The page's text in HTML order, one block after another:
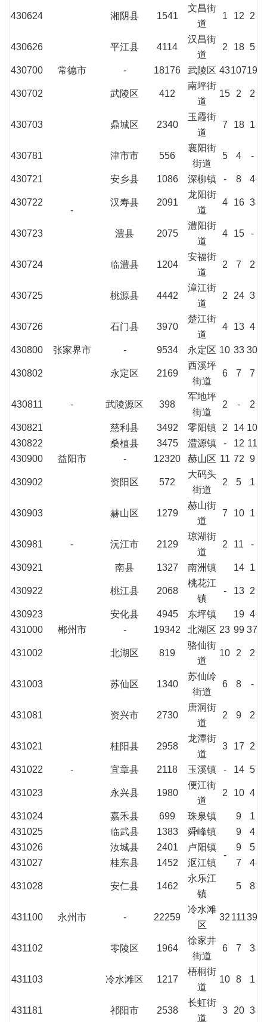
430624 湘阴县 1541
文昌街
道
1 12 2
430626 平江县 4114
汉昌街
道
2 18 5
430700 常德市 - 18176 武陵区 4310719
430702
-
武陵区 412
南坪街
道
15 2 2
430703 鼎城区 2340
玉霞街
道
7 18 1
430781 津市市 556
襄阳街
街道
5 4 -
430721 安乡县 1086 深柳镇 - 8 4
430722 汉寿县 2091
龙阳街
道
4 16 3
430723 澧县 2075
澧阳街
道
4 15 -
430724 临澧县 1204
安福街
道
2 7 2
430725 桃源县 4442
漳江街
道
2 24 3
430726 石门县 3970
楚江街
道
4 13 4
430800 张家界市 - 9534 永定区 10 33 30
430802
-
永定区 2169
西溪坪
街道
6 7 7
430811 武陵源区 398
军地坪
街道
2 - 2
430821 慈利县 3492 零阳镇 2 14 10
430822
桑植县 3475 澧源镇 - 12 11
430900
益阳市 - 12320 赫山区 11 72 9
430902
-
资阳区 572
大码头
街道
2 5 1
430903 赫山区 1279
赫山街
道
7 10 1
430981 沅江市 2129
琼湖街
道
2 11 -
430921 南县 1327 南洲镇
-
14 1
430922 桃江县 2068
桃花江
镇
13 2
430923 安化县 4945 东坪镇 19 4
431000
郴州市 - 19342 北湖区 23 99 37
431002
-
北湖区 819
骆仙街
道
10 2 2
431003 苏仙区 1340
苏仙岭
街道
6 8 -
431081 资兴市 2730
唐洞街
道
2 9 2
431021 桂阳县 2958
龙潭街
道
3 17 2
431022 宜章县 2118 玉溪镇 - 14 5
431023 永兴县 1980
便江街
道
2 10 4
431024 嘉禾县 699 珠泉镇
-
9
1
431025
临武县 1383 舜峰镇 9
4
431026
汝城县 2401 卢阳镇 9
5
431027
桂东县 1452 沤江镇 7 4
431028 安仁县 1462
永乐江
镇
5 8
431100 永州市 - 22259
冷水滩
区
32 11139
431102 零陵区 1964
徐家井
街道
6 7 3
431103 冷水滩区 1217
梧桐街
道
10 8 1
431181 祁阳市 2538
长虹街
道
3 20 3